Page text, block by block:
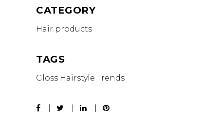
CATEGORY
Hair products
TAGS
Gloss Hairstyle Trends